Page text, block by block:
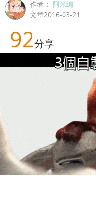
作者： 阿米編
文章2016-03-21
92分享